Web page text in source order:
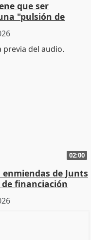
que ser
"pulsión de
02:00
de Junts
financiación